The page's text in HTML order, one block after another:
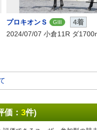
プロキオンＳ GIII
4着
2024/07/07 小倉11R ダ
価： 3件)